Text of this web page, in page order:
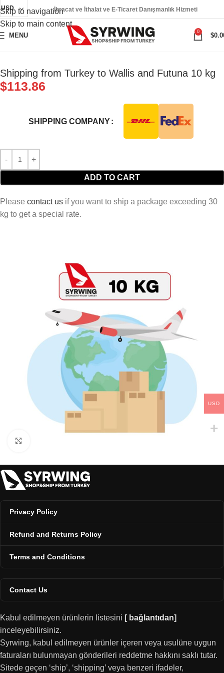
Skip to navigation
Skip to main content
USD İhracat ve İthalat ve E-Ticaret Danışmanlık Hizmeti
MENU
0
$
Shipping from Turkey to Wallis and Futuna 10 kg
$113.86
SHIPPING COMPANY
ADD TO CART
Please contact us if you want to ship a package exceeding 30
kg to get a special rate.
Privacy Policy
Refund and Returns Policy
Terms and Conditions
Contact Us
Kabul edilmeyen ürünlerin listesini [ bağlantıdan]
inceleyebilirsiniz.
Syrwing, kabul edilmeyen ürünler içeren veya usulüne uygun
faturaları bulunmayan gönderileri reddetme hakkını saklı tutar.
Sitede geçen ‘ship’, ‘shipping’ veya benzeri ifadeler,
USD